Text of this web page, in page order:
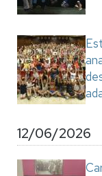
12/06/2026